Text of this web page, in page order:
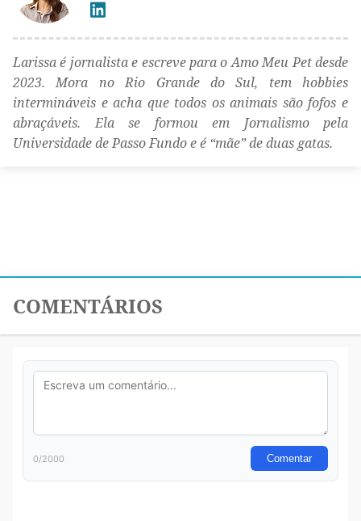
Larissa é jornalista e escreve para o Amo Meu Pet desde
2023. Mora no Rio Grande do Sul, tem hobbies
intermináveis e acha que todos os animais são fofos e
abraçáveis. Ela se formou em Jornalismo pela
Universidade de Passo Fundo e é “mãe” de duas gatas.
COMENTÁRIOS